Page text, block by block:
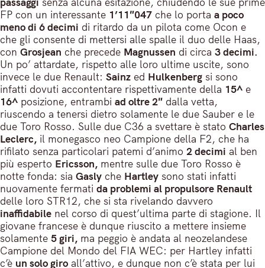
FP con un interessante 1’11″047 che lo porta a poco
meno di 6 decimi di ritardo da un pilota come Ocon e
che gli consente di mettersi alle spalle il duo delle Haas,
con Grosjean che precede Magnussen di circa 3 decimi.
Un po’ attardate, rispetto alle loro ultime uscite, sono
invece le due Renault: Sainz ed Hulkenberg si sono
infatti dovuti accontentare rispettivamente della 15^ e
16^ posizione, entrambi ad oltre 2″ dalla vetta,
riuscendo a tenersi dietro solamente le due Sauber e le
due Toro Rosso. Sulle due C36 a svettare è stato Charles
Leclerc, il monegasco neo Campione della F2, che ha
rifilato senza particolari patemi d’animo 2 decimi al ben
più esperto Ericsson, mentre sulle due Toro Rosso è
notte fonda: sia Gasly che Hartley sono stati infatti
nuovamente fermati da problemi al propulsore Renault
delle loro STR12, che si sta rivelando davvero
inaffidabile nel corso di quest’ultima parte di stagione. Il
giovane francese è dunque riuscito a mettere insieme
solamente 5 giri, ma peggio è andata al neozelandese
Campione del Mondo del FIA WEC: per Hartley infatti
c’è un solo giro all’attivo, e dunque non c’è stata per lui